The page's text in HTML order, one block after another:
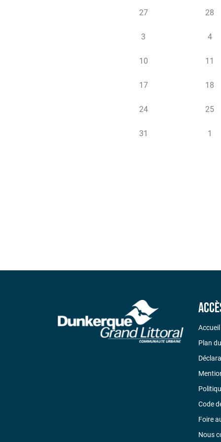
27 28
3 4
10 11
17 18
24 25
31 1
Accueil
Plan
Code
Foire
Nous